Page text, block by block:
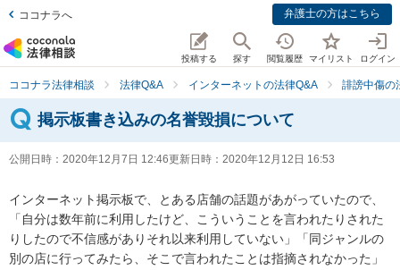
ココナラへ 弁護士の方はこちら
投稿する 探す 閲覧履歴 マイリスト ログイン
ココナラ法律相談 法律Q&A インターネットの法律Q&A 誹謗中傷の
掲示板書き込みの名誉毀損について
公開日時： 2020年12月7日 12:46更新日時： 2020年12月12日 16:53
インターネット掲示板で、とある店舗の話題があがっていたので、
「自分は数年前に利用したけど、こういうことを言われたりされた
りしたので不信感がありそれ以来利用していない」「同ジャンルの
別の店に行ってみたら、そこで言われたことは指摘されなかった」